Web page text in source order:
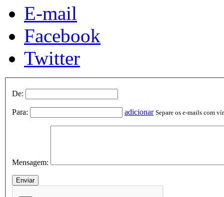
E-mail
Facebook
Twitter
De:
Para: adicionar Separe os e-mails com
Mensagem: